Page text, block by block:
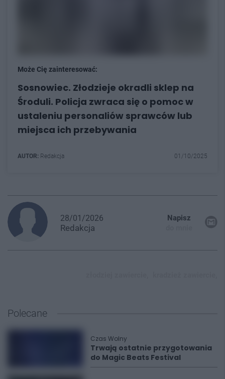
Może Cię zainteresować:
Sosnowiec. Złodzieje okradli sklep na
Środuli. Policja zwraca się o pomoc w
ustaleniu personaliów sprawców lub
miejsca ich przebywania
AUTOR: Redakcja 01/10/2025
28/01/2026
Redakcja
Napisz
Polecane
Czas Wolny
Trwają ostatnie przygotowania
do Magic Beats Festival